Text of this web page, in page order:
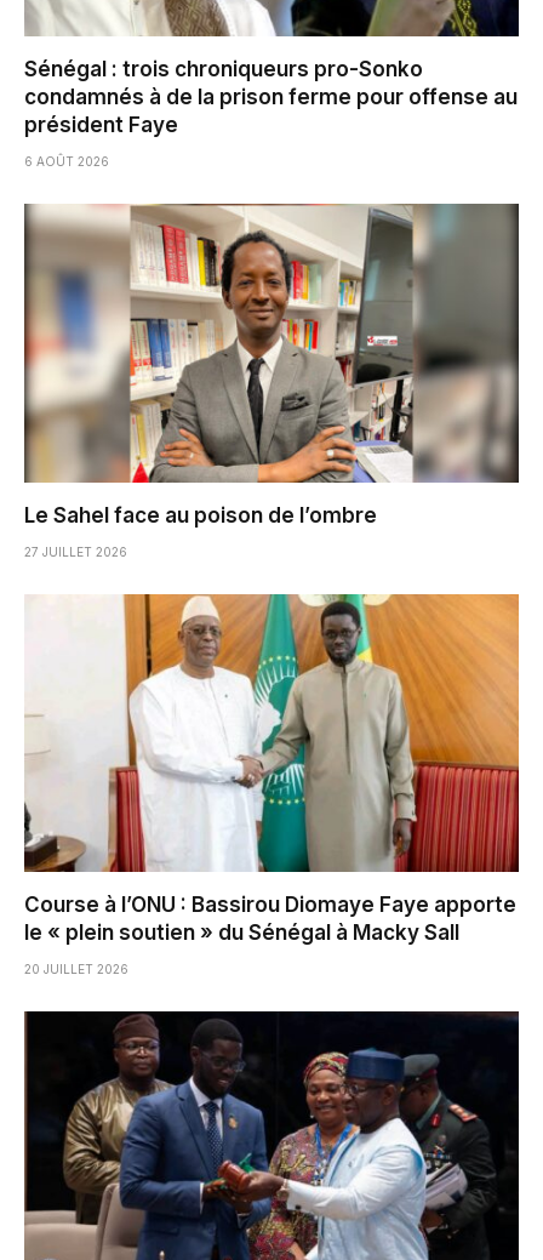
Sénégal : trois chroniqueurs pro-Sonko
condamnés à de la prison ferme pour offense au
président Faye
6 AOÛT 2026
Le Sahel face au poison de l’ombre
27 JUILLET 2026
Course à l’ONU : Bassirou Diomaye Faye apporte
le « plein soutien » du Sénégal à Macky Sall
20 JUILLET 2026